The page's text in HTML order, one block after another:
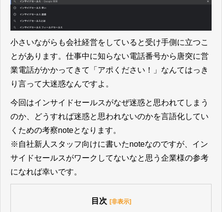
小さいながらも会社経営をしていると受け手側に立つこ
とがあります。仕事中に知らない電話番号から唐突に営
業電話がかかってきて「アポください！」なんてはっき
り言って大迷惑なんですよ。
今回はインサイドセールスがなぜ迷惑と思われてしまう
のか、どうすれば迷惑と思われないのかを言語化してい
くための考察noteとなります。
※自社新人スタッフ向けに書いたnoteなのですが、イン
サイドセールスがワークしてないなと思う企業様の参考
になれば幸いです。
目次 [非表示]